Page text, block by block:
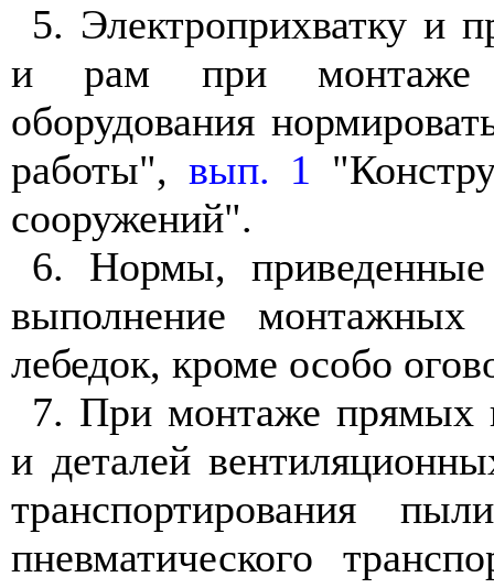
5. Электроприхватку и
и рам при монтаже
оборудования
работы", вып. 1
сооружений".
6. Нормы, приведенные
выполнение
лебедок, кроме особо
7. При монтаже прямых
и деталей
транспортирования
пневматического